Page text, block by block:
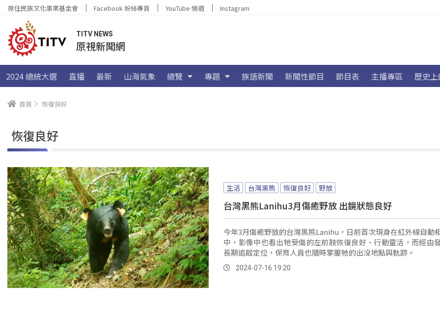
原住民族文化事業基金會 Facebook 粉絲專頁 YouTube 頻道 Instagram
TITV NEWS
原視新聞網
2024 總統大選 直播 最新 山海氣象 總覽 專題 族語新聞 新聞性節目 節目表 主播專區 歷史
首頁 恢復良好
恢復良好
生活 台灣黑熊 恢復良好 野放
台灣黑熊Lanihu3月傷癒野放 出鏡狀態良好
今年3月傷癒野放的台灣黑熊Lanihu，日前首次現身在紅外線自動
中，影像中也看出牠受傷的左前肢恢復良好、行動靈活，而經由
長期追蹤定位，保育人員也隨時掌握牠的出沒地點與軌跡。
2024-07-16 19:20